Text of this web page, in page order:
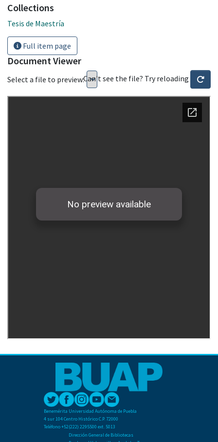
Collections
Tesis de Maestría
Full item page
Document Viewer
Select a file to preview:Can't see the file? Try reloading
Benemérita Universidad Autónoma de Puebla
4 sur 104 Centro Histórico C.P. 72000
Teléfono +52(222) 2295500 ext. 5013
Dirección General de Bibliotecas